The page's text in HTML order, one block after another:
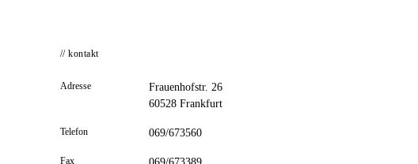
// kontakt
Adresse
Frauenhofstr. 26
60528 Frankfurt
Telefon 069/673560
Fax